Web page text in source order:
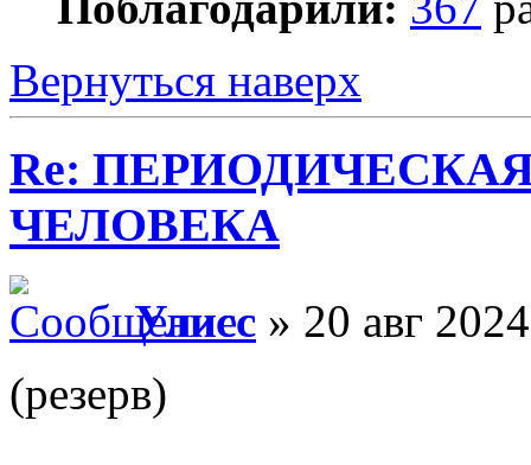
Вернуться наверх
Re:
ЧЕЛОВЕКА
Улисс » 20 авг
(резерв)